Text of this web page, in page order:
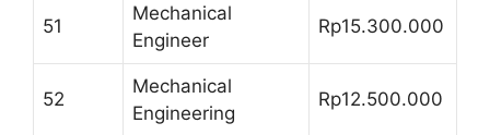
51
Mechanical
Engineer
Rp15.300.000
52
Mechanical
Engineering
Rp12.500.000